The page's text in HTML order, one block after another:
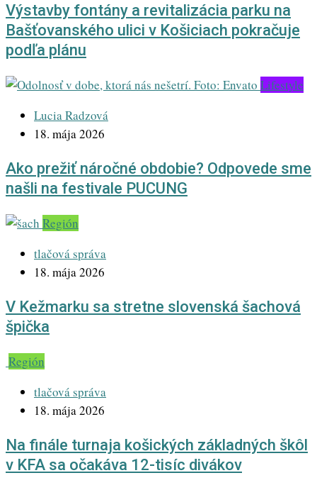
Výstavby fontány a revitalizácia parku na
Bašťovanského ulici v Košiciach pokračuje
podľa plánu
Lifestyle
Lucia Radzová
18. mája 2026
Ako prežiť náročné obdobie? Odpovede sme
našli na festivale PUCUNG
Región
tlačová správa
18. mája 2026
V Kežmarku sa stretne slovenská šachová
špička
Región
tlačová správa
18. mája 2026
Na finále turnaja košických základných škôl
v KFA sa očakáva 12-tisíc divákov